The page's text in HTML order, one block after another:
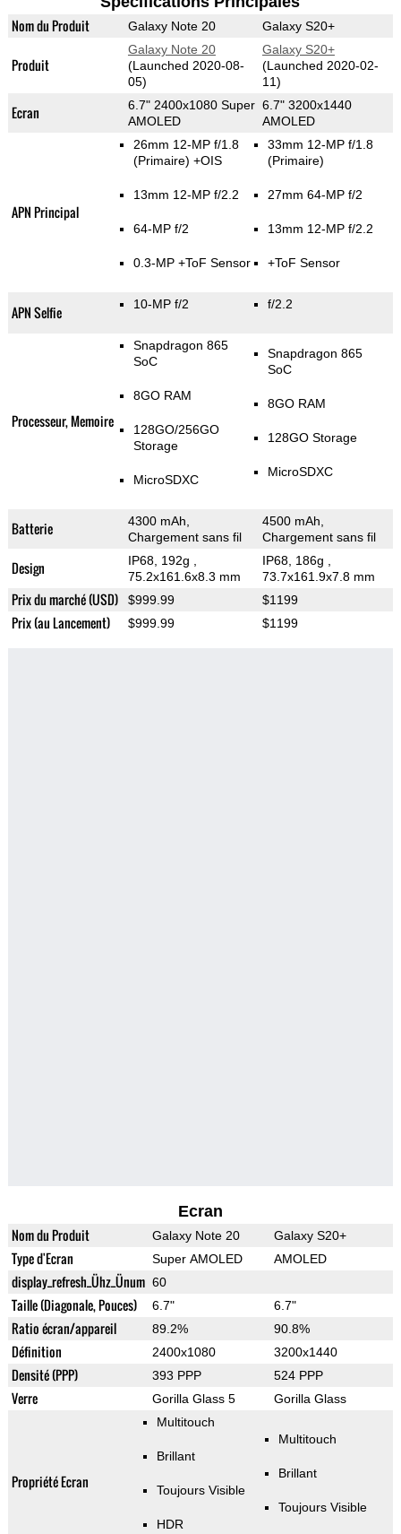
Nom du Produit Galaxy Note 20 Galaxy S20+
Produit
Galaxy Note 20
(Launched 2020-08-
05)
Galaxy S20+
(Launched 2020-02-
11)
Ecran
6.7" 2400x1080 Super
AMOLED
6.7" 3200x1440
AMOLED
APN Principal
26mm 12-MP f/1.8
(Primaire) +OIS
13mm 12-MP f/2.2
64-MP f/2
0.3-MP +ToF Sensor
33mm 12-MP f/1.8
(Primaire)
27mm 64-MP f/2
13mm 12-MP f/2.2
+ToF Sensor
APN Selfie 10-MP f/2 f/2.2
Processeur, Memoire
Snapdragon 865
SoC
8GO RAM
128GO/256GO
Storage
MicroSDXC
Snapdragon 865
SoC
8GO RAM
128GO Storage
MicroSDXC
Batterie
4300 mAh,
Chargement sans fil
4500 mAh,
Chargement sans fil
Design IP68, 192g
75.2x161.6x8.3 mm
IP68, 186g
73.7x161.9x7.8 mm
Prix du marché (USD) $999.99 $1199
Prix (au Lancement) $999.99 $1199
Ecran
Nom du Produit Galaxy Note 20 Galaxy S20+
Type d'Ecran Super AMOLED AMOLED
display_refresh_Ühz_Ünum 60
Taille (Diagonale, Pouces) 6.7" 6.7"
Ratio écran/appareil 89.2% 90.8%
Définition 2400x1080 3200x1440
Densité (PPP) 393 PPP 524 PPP
Verre Gorilla Glass 5 Gorilla Glass
Propriété Ecran
Multitouch
Brillant
Toujours Visible
HDR
Multitouch
Brillant
Toujours Visible